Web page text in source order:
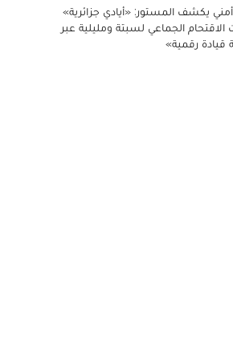
أمني يكشف المستور: «أيادي جزائرية»
الجماعي لسبتة ومليلية عبر
قيادة رقمية»